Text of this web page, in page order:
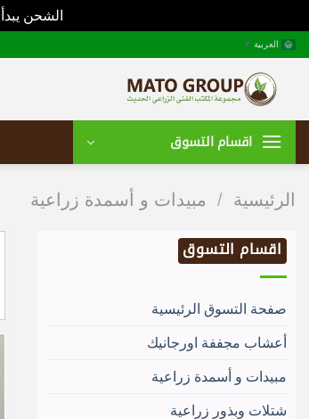
الشحن
تخطيالعربية ▼
اقسام التسوق
الرئيسية / مبيدات و أسمدة زراعية
اقسام التسوق
صفحة التسوق الرئيسية
أعشاب مجففة اورجانيك
مبيدات و أسمدة زراعية
شتلات وبذور زراعية